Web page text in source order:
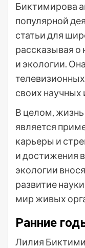
Биктимирова
популярной
статьи для
рассказывая о
и экологии.
своих научных
В целом,
является
карьеры и
и достижения
экологии
развитие
мир живых
Ранние
Лилия